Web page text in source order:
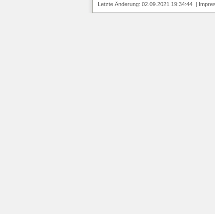
Letzte Änderung: 02.09.2021 19:34:44 |